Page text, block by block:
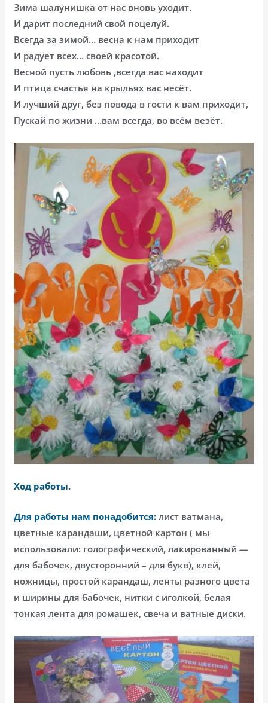
Зима шалунишка от нас вновь уходит.
И дарит последний свой поцелуй.
Всегда за зимой… весна к нам приходит
И радует всех… своей красотой.
Весной пусть любовь ,всегда вас находит
И птица счастья на крыльях вас несёт.
И лучший друг, без повода в гости к вам приходит,
Пускай по жизни …вам всегда, во всём везёт.
Ход работы.
Для работы нам понадобится:лист ватмана,
цветные карандаши, цветной картон ( мы
использовали: голографический, лакированный —
для бабочек, двусторонний – для букв), клей,
ножницы, простой карандаш, ленты разного цвета
и ширины для бабочек, нитки с иголкой, белая
тонкая лента для ромашек, свеча и ватные диски.